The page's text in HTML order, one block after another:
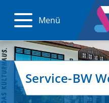
Menü
Service-BW